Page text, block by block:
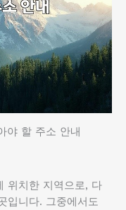
야 할 주소 안내
위치한 지역으로, 다
입니다. 그중에서도